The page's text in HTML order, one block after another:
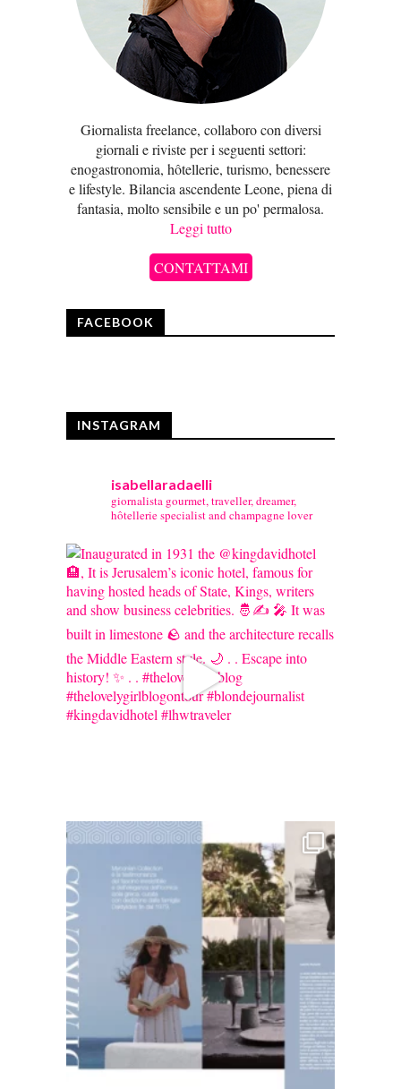
Giornalista freelance, collaboro con diversi
giornali e riviste per i seguenti settori:
enogastronomia, hôtellerie, turismo, benessere
e lifestyle. Bilancia ascendente Leone, piena di
fantasia, molto sensibile e un po' permalosa.
Leggi tutto
CONTATTAMI
FACEBOOK
INSTAGRAM
isabellaradaelli
giornalista gourmet, traveller, dreamer,
hôtellerie specialist and champagne lover